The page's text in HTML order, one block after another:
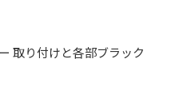
取り付けと各部ブラック